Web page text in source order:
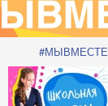
#МЫВМЕСТЕ